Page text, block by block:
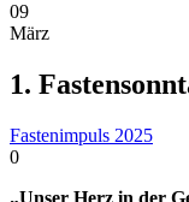
09
März
1.
Fastenimpuls 2025
0
„Unser Herz in der